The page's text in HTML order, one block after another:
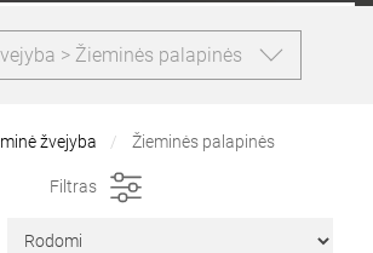
> Žieminės palapinės
žvejyba Žieminės palapinės
Filtras